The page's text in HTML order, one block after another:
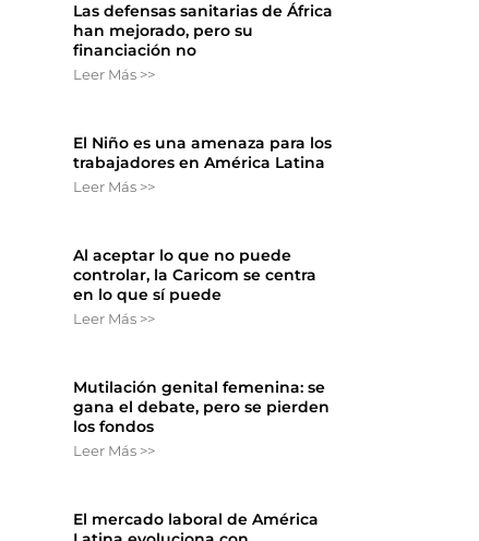
Las defensas sanitarias de África
han mejorado, pero su
financiación no
Leer Más >>
El Niño es una amenaza para los
trabajadores en América Latina
Leer Más >>
Al aceptar lo que no puede
controlar, la Caricom se centra
en lo que sí puede
Leer Más >>
Mutilación genital femenina: se
gana el debate, pero se pierden
los fondos
Leer Más >>
El mercado laboral de América